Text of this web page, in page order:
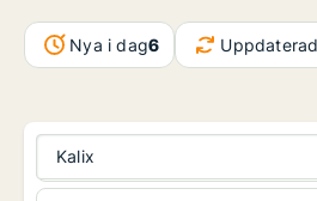
Nya i dag6
Kalix